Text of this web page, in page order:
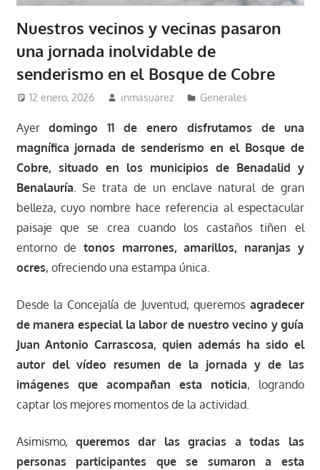
Nuestros vecinos y vecinas pasaron
una jornada inolvidable de
senderismo en el Bosque de Cobre
12 enero, 2026 inmasuarez Generales
Ayerdomingo 11 de enero
disfrutamos de una
magnífica jornada de senderismo en el Bosque de
Cobre, situado en los municipios de Benadalid y
Benalauría. Se trata de un enclave natural de gran
belleza, cuyo nombre hace referencia al espectacular
paisaje que se crea cuando los castaños tiñen el
entorno de tonos marrones, amarillos, naranjas y
ocres, ofreciendo una estampa única.
Desde la Concejalía de Juventud, queremos agradecer
de manera especial la labor de nuestro vecino y guía
Juan Antonio Carrascosa, quien además ha sido el
autor del vídeo resumen de la jornada y de las
imágenes que acompañan esta noticia, logrando
captar los mejores momentos de la actividad.
Asimismo, queremos dar las gracias a todas las
personas participantes que se sumaron a esta